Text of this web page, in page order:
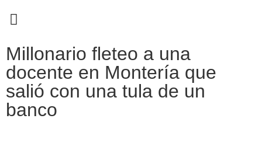
Millonario fleteo a una
docente en Montería que
salió con una tula de un
banco